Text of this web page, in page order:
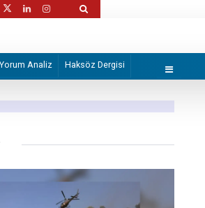
bazı yakıt ikmal uçaklarını geri
Yorum Analiz Haksöz Dergisi